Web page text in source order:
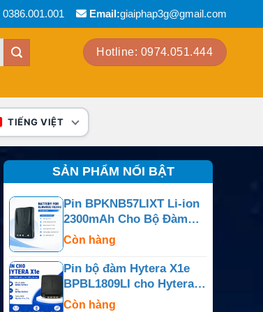
0386.001.001 Email:giaiphap3g@gmail.com
Hotline: 0974.051.444
TIẾNG VIỆT
SẢN PHẨM NỔI BẬT
Pin BPKNB57LIXT Li-ion
2300mAh Cho Bộ Đàm
Kenwood TK-2140 Và NX
Còn hàng
Pin bộ đàm Hytera X1e
BPBL1809LI cho Hytera
X1e
Còn hàng